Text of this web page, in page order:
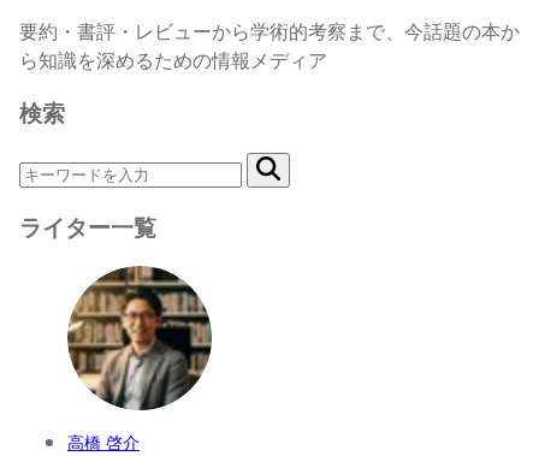
要約・書評・レビューから学術的考察まで、今話題の本か
ら知識を深めるための情報メディア
検索
ライター一覧
高橋 啓介